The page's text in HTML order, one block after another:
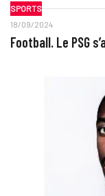
SPORTS
18/09/2024
Football. Le PSG